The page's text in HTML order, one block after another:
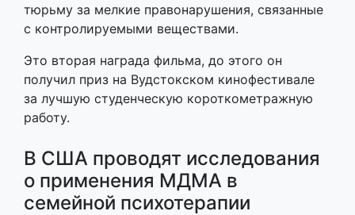
тюрьму за мелкие правонарушения, связанные
с контролируемыми веществами.
Это вторая награда фильма, до этого он
получил приз на Вудстокском кинофестивале
за лучшую студенческую короткометражную
работу.
В США проводят исследования
о применения МДМА в
семейной психотерапии